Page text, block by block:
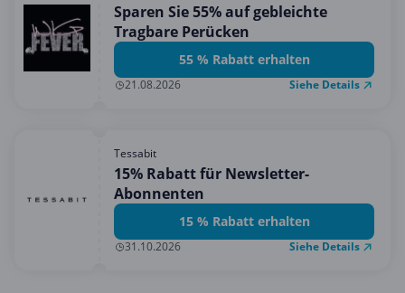
Sparen Sie 55% auf gebleichte
Tragbare Perücken
55 % Rabatt erhalten
21.08.2026 Siehe Details
Tessabit
15% Rabatt für Newsletter-
Abonnenten
15 % Rabatt erhalten
31.10.2026 Siehe Details